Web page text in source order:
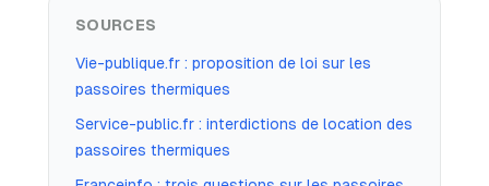
SOURCES
Vie-publique.fr : proposition de loi sur les
passoires thermiques
Service-public.fr : interdictions de location des
passoires thermiques